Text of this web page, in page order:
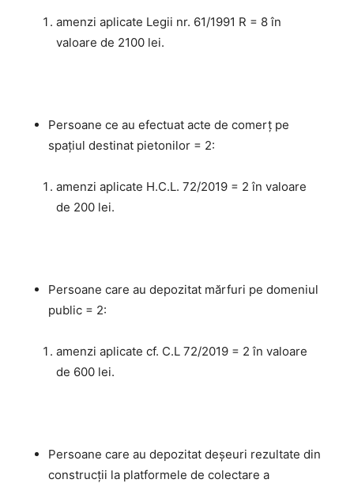
amenzi aplicate Legii nr. 61/1991 R = 8 în
valoare de 2100 lei.
Persoane ce au efectuat acte de comerț pe
spațiul destinat pietonilor = 2:
amenzi aplicate H.C.L. 72/2019 = 2 în valoare
de 200 lei.
Persoane care au depozitat mărfuri pe domeniul
public = 2:
amenzi aplicate cf. C.L 72/2019 = 2 în valoare
de 600 lei.
Persoane care au depozitat deșeuri rezultate din
construcții la platformele de colectare a